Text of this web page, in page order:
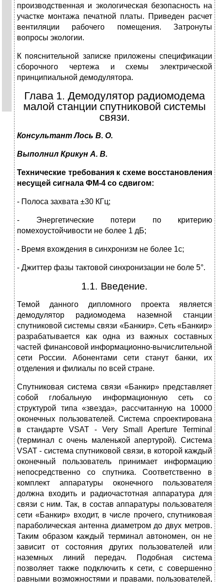
производственная и экологическая безопасность на
участке монтажа печатной платы. Приведен расчет
вентиляции рабочего помещения. Затронуты
вопросы экологии.
К пояснительной записке приложены спецификации
сборочного чертежа и схемы электрической
принципиальной демодулятора.
Глава 1. Демодулятор радиомодема
малой станции спутниковой системы
связи.
Консультант Лось В. О.
Выполнил Крикун А. В.
Технические требования к схеме восстановления
несущей сигнала ФМ-4 со сдвигом:
- Полоса захвата ±30 КГц;
- Энергетические потери по критерию
помехоустойчивости не более 1 дБ;
- Время вхождения в синхронизм не более 1с;
- Джиттер фазы тактовой синхронизации не боле 5°.
1.1. Введение.
Темой данного дипломного проекта является
демодулятор радиомодема наземной станции
спутниковой системы связи «Банкир». Сеть «Банкир»
разрабатывается как одна из важных составных
частей финансовой информационно-вычислительной
сети России. Абонентами сети станут банки, их
отделения и филиалы по всей стране.
Спутниковая система связи «Банкир» представляет
собой глобальную информационную сеть со
структурой типа «звезда», рассчитанную на 10000
оконечных пользователей. Система спроектирована
в стандарте VSAT - Very Small Aperture Terminal
(терминал с очень маленькой апертурой). Система
VSAT - система спутниковой связи, в которой каждый
оконечный пользователь принимает информацию
непосредственно со спутника. Соответственно в
комплект аппаратуры оконечного пользователя
должна входить и радиочастотная аппаратура для
связи с ним. Так, в состав аппаратуры пользователя
сети «Банкир» входит, в числе прочего, спутниковая
параболическая антенна диаметром до двух метров.
Таким образом каждый терминал автономен, он не
зависит от состояния других пользователей или
наземных линий передач. Подобная система
позволяет также подключить к сети, с совершенно
равными возможностями и правами, пользователей,